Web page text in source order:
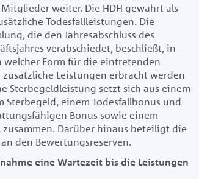
weiter. Die HDH gewährt als
Todesfallleistungen. Die
die den Jahresabschluss des
verabschiedet, beschließt, in
welcher Form für die eintretenden
Leistungen erbracht werden
Sterbegeldleistung setzt sich aus einem
Sterbegeld, einem Todesfallbonus und
Bonus sowie einem
zusammen. Darüber hinaus beteiligt die
den Bewertungsreserven.
eine Wartezeit bis die Leistungen